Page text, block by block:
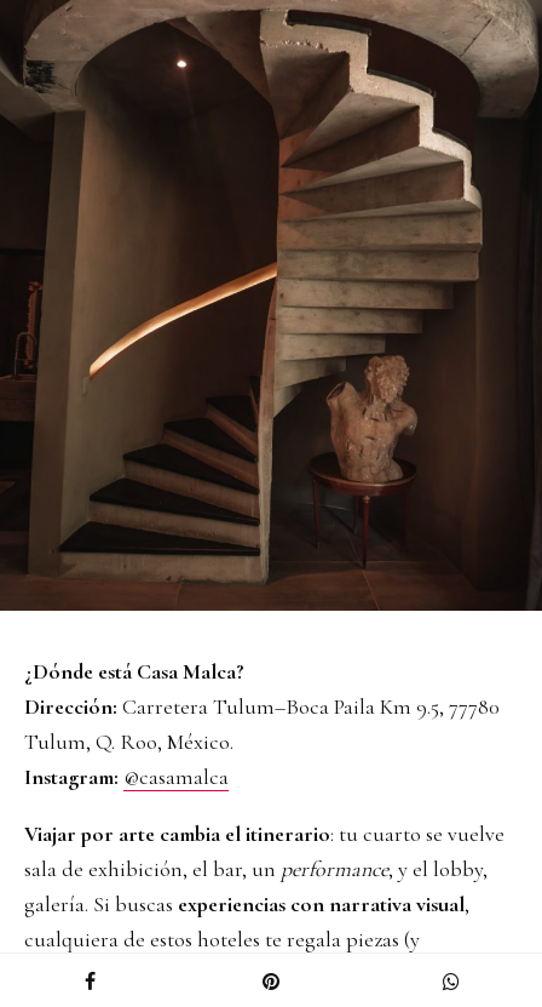
¿Dónde está Casa Malca?
Dirección: Carretera Tulum–Boca Paila Km 9.5, 77780
Tulum, Q. Roo, México.
Instagram: @casamalca
Viajar por arte cambia el itinerario: tu cuarto se vuelve
sala de exhibición, el bar, un performance, y el lobby,
galería. Si buscas experiencias con narrativa visual,
cualquiera de estos hoteles te regala piezas (y
recuerdos) que valen más que un souvenir.